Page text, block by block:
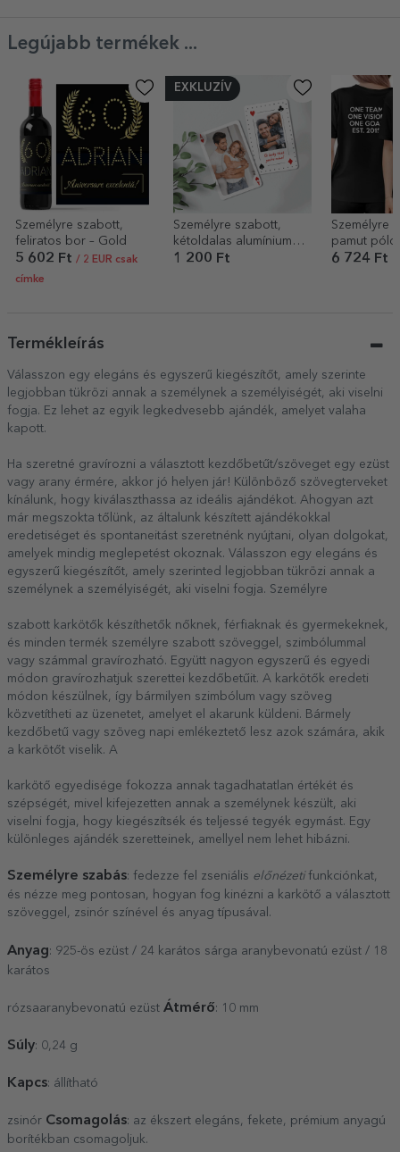
Legújabb termékek ...
Személyre szabott,
feliratos bor – Gold
5 602 Ft / 2 EUR csak
címke
EXKLUZÍV
Személyre szabott,
kétoldalas alumínium
kártya fotókkal és
1 200 Ft
Személyre
pamut
logóval,
6 724 Ft
Termékleírás
Válasszon egy elegáns és egyszerű kiegészítőt, amely szerinte
legjobban tükrözi annak a személynek a személyiségét, aki viselni
fogja. Ez lehet az egyik legkedvesebb ajándék, amelyet valaha
kapott.
Ha szeretné gravírozni a választott kezdőbetűt/szöveget egy ezüst
vagy arany érmére, akkor jó helyen jár! Különböző szövegterveket
kínálunk, hogy kiválaszthassa az ideális ajándékot. Ahogyan azt
már megszokta tőlünk, az általunk készített ajándékokkal
eredetiséget és spontaneitást szeretnénk nyújtani, olyan dolgokat,
amelyek mindig meglepetést okoznak. Válasszon egy elegáns és
egyszerű kiegészítőt, amely szerinted legjobban tükrözi annak a
személynek a személyiségét, aki viselni fogja. Személyre
szabott karkötők készíthetők nőknek, férfiaknak és gyermekeknek,
és minden termék személyre szabott szöveggel, szimbólummal
vagy számmal gravírozható. Együtt nagyon egyszerű és egyedi
módon gravírozhatjuk szerettei kezdőbetűit. A karkötők eredeti
módon készülnek, így bármilyen szimbólum vagy szöveg
közvetítheti az üzenetet, amelyet el akarunk küldeni. Bármely
kezdőbetű vagy szöveg napi emlékeztető lesz azok számára, akik
a karkötőt viselik. A
karkötő egyedisége fokozza annak tagadhatatlan értékét és
szépségét, mivel kifejezetten annak a személynek készült, aki
viselni fogja, hogy kiegészítsék és teljessé tegyék egymást. Egy
különleges ajándék szeretteinek, amellyel nem lehet hibázni.
Személyre szabás: fedezze fel zseniális előnézetifunkciónkat,
és nézze meg pontosan, hogyan fog kinézni a karkötő a választott
szöveggel, zsinór színével és anyag típusával.
Anyag: 925-ös ezüst / 24 karátos sárga aranybevonatú ezüst / 18
karátos
rózsaaranybevonatú ezüst Átmérő: 10 mm
Súly: 0,24 g
Kapcs: állítható
zsinór Csomagolás: az ékszert elegáns, fekete, prémium anyagú
borítékban csomagoljuk.